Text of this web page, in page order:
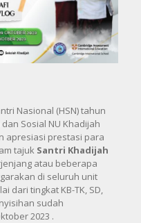
Nasional (HSN) tahun
Sosial NU Khadijah
apresiasi prestasi para
tajuk Santri Khadijah
atau beberapa
di seluruh unit
dari tingkat KB-TK, SD,
sudah
2023 .